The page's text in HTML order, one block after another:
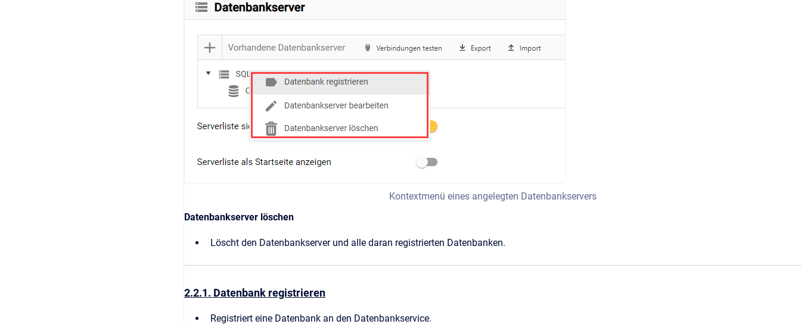
Kontextmenü eines angelegten Datenbankservers
Datenbankserver löschen
Löscht den Datenbankserver und alle daran registrierten Datenbanken.
2.2.1. Datenbank registrieren
Registriert eine Datenbank an den Datenbankservice.